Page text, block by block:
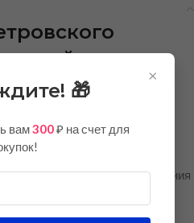
сетки
Петровского — символ
области. Флаг
и изготовлен из
сетки плотностью 90 г/м²
формат для использования
переговорных комнатах, на
праздниках.
×
🎁
вам300₽ на счет для